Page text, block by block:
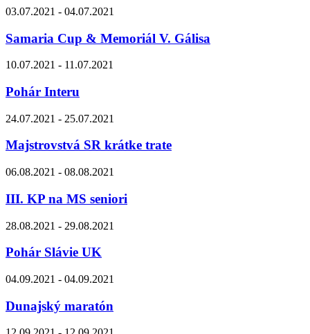
03.07.2021 - 04.07.2021
Samaria Cup & Memoriál V. Gálisa
10.07.2021 - 11.07.2021
Pohár Interu
24.07.2021 - 25.07.2021
Majstrovstvá SR krátke trate
06.08.2021 - 08.08.2021
III. KP na MS seniori
28.08.2021 - 29.08.2021
Pohár Slávie UK
04.09.2021 - 04.09.2021
Dunajský maratón